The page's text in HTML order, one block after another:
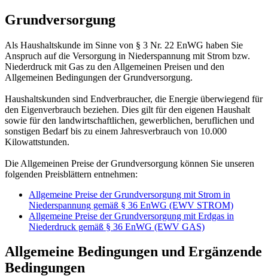
Grundversorgung
Als Haushaltskunde im Sinne von § 3 Nr. 22 EnWG haben Sie
Anspruch auf die Versorgung in Niederspannung mit Strom bzw.
Niederdruck mit Gas zu den Allgemeinen Preisen und den
Allgemeinen Bedingungen der Grundversorgung.
Haushaltskunden sind Endverbraucher, die Energie überwiegend für
den Eigenverbrauch beziehen. Dies gilt für den eigenen Haushalt
sowie für den landwirtschaftlichen, gewerblichen, beruflichen und
sonstigen Bedarf bis zu einem Jahresverbrauch von 10.000
Kilowattstunden.
Die Allgemeinen Preise der Grundversorgung können Sie unseren
folgenden Preisblättern entnehmen:
Allgemeine Preise der Grundversorgung mit Strom in
Niederspannung gemäß § 36 EnWG (EWV STROM)
Allgemeine Preise der Grundversorgung mit Erdgas in
Niederdruck gemäß § 36 EnWG (EWV GAS)
Allgemeine Bedingungen und Ergänzende
Bedingungen